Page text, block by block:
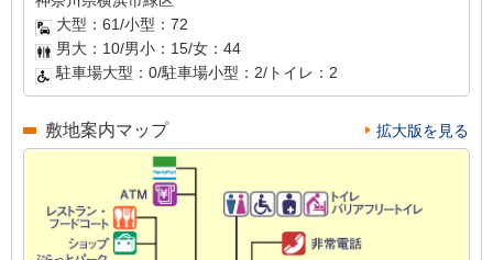
大型：61/小型：72
男大：10/男小：15/女：44
駐車場大型：0/駐車場小型：2/トイレ：2
敷地案内マップ 拡大版を見る